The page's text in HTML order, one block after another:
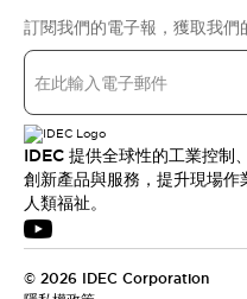
訂閱我們的電子報，獲取我們
IDEC 提供全球性的工業控制
創新產品與服務，提升現場
人類福祉。
© 2026 IDEC Corporation